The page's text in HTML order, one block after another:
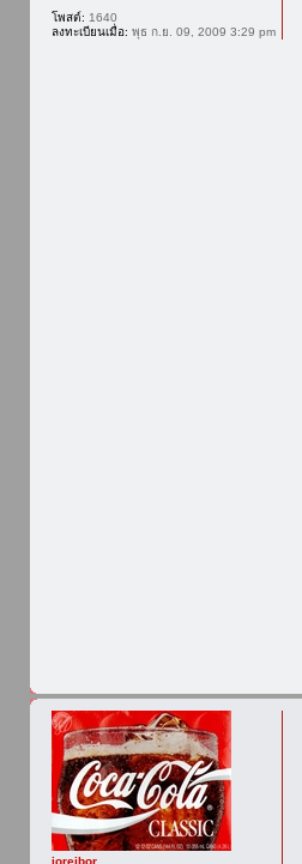
โพสต์: 1640
ลงทะเบียนเมื่อ: พุธ ก.ย. 09, 2009 3:29 pm